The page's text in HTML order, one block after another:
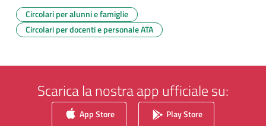
Circolari per alunni e famiglie
Circolari per docenti e personale ATA
Scarica la nostra app ufficiale su:
App Store Play Store